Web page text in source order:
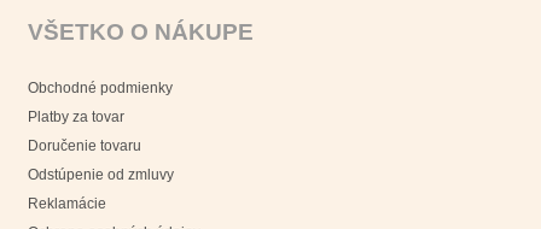
VŠETKO O NÁKUPE
Obchodné podmienky
Platby za tovar
Doručenie tovaru
Odstúpenie od zmluvy
Reklamácie